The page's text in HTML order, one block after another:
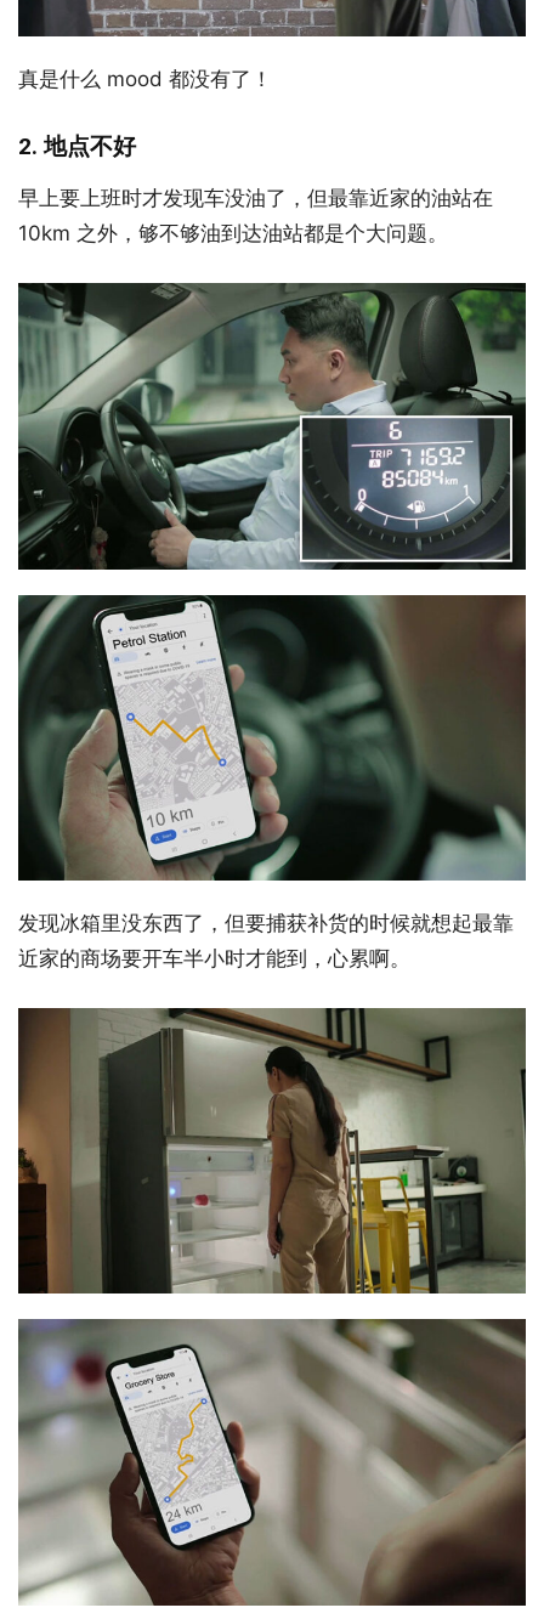
真是什么 mood 都没有了！
2. 地点不好
早上要上班时才发现车没油了，但最靠近家的油站在
10km 之外，够不够油到达油站都是个大问题。
发现冰箱里没东西了，但要捕获补货的时候就想起最靠
近家的商场要开车半小时才能到，心累啊。